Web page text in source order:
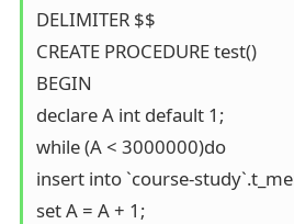
DELIMITER $$
CREATE PROCEDURE test()
BEGIN
declare A int default 1;
while (A < 3000000)do
insert into `course-
set A = A + 1;